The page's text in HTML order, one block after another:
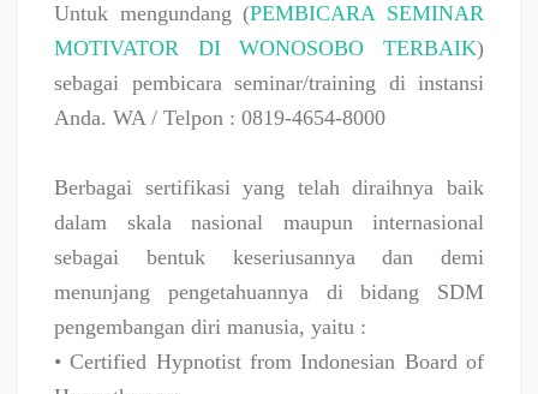
Untuk mengundang (PEMBICARA SEMINAR
MOTIVATOR DI WONOSOBO TERBAIK)
sebagai pembicara seminar/training di instansi
Anda. WA / Telpon : 0819-4654-8000
Berbagai sertifikasi yang telah diraihnya baik
dalam skala nasional maupun internasional
sebagai bentuk keseriusannya dan demi
menunjang pengetahuannya di bidang SDM
pengembangan diri manusia, yaitu :
• Certified Hypnotist from Indonesian Board of